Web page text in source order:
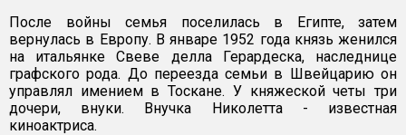
После войны семья поселилась в Египте, затем
вернулась в Европу. В январе 1952 года князь женился
на итальянке Свеве делла Герардеска, наследнице
графского рода. До переезда семьи в Швейцарию он
управлял имением в Тоскане. У княжеской четы три
дочери, внуки. Внучка Николетта - известная
киноактриса.